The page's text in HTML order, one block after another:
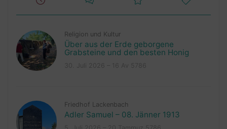
Religion und Kultur
Über aus der Erde geborgene
Grabsteine und den besten Honig
Friedhof Lackenbach
Adler Samuel – 08. Jänner 1913